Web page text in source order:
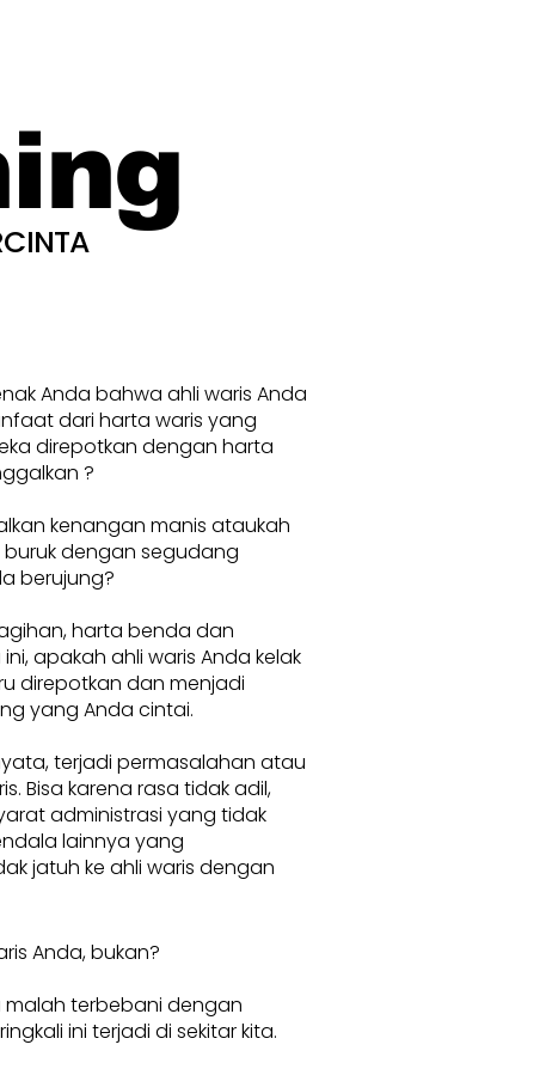
Anda bahwa ahli waris Anda
dari harta waris yang
direpotkan dengan harta
?
kenangan manis ataukah
dengan segudang
berujung?
harta benda dan
apakah ahli waris Anda kelak
direpotkan dan menjadi
yang Anda cintai.
terjadi permasalahan atau
Bisa karena rasa tidak adil,
administrasi yang tidak
lainnya yang
jatuh ke ahli waris dengan
Anda, bukan?
malah terbebani dengan
ini terjadi di sekitar kita.